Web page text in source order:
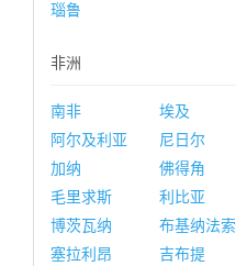
瑙鲁
非洲
南非 埃及
阿尔及利亚
尼日尔
加纳
佛得角
毛里求斯
利比亚
博茨瓦纳
布基纳法索
塞拉利昂
吉布提